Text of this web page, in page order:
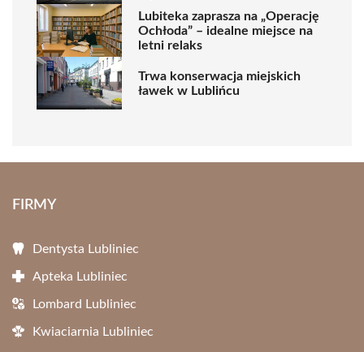
Lubiteka zaprasza na „Operację
Ochłoda” – idealne miejsce na
letni relaks
Trwa konserwacja miejskich
ławek w Lublińcu
FIRMY
Dentysta Lubliniec
Apteka Lubliniec
Lombard Lubliniec
Kwiaciarnia Lubliniec